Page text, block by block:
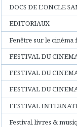
DOCS DE L'ONCLE
EDITORIAUX
Fenêtre sur le cinéma
FESTIVAL DU
FESTIVAL DU
FESTIVAL DU
FESTIVAL
Festival livres &